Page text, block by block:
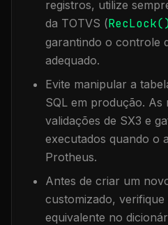
registros, utilize
da TOTVS (
garantindo o controle
adequado.
Evite manipular a
SQL em produção. As
validações de SX3 e
executados quando o
Protheus.
Antes de criar um
customizado, verifique
equivalente no